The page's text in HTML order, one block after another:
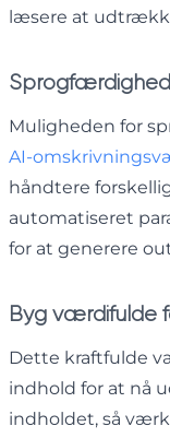
læsere at
Muligheden for
AI-
håndtere
automatiseret
for at generere
Byg værdifulde
Dette kraftfulde
indhold for at nå
indholdet, så